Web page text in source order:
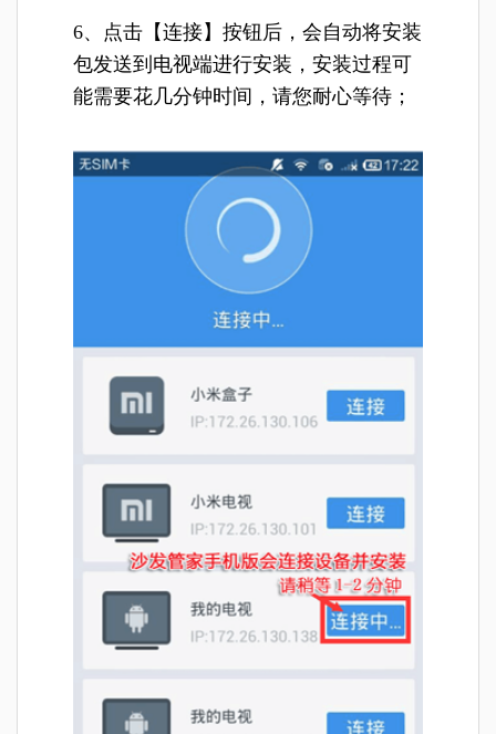
6、点击【连接】按钮后，会自动将安装
包发送到电视端进行安装，安装过程可
能需要花几分钟时间，请您耐心等待；